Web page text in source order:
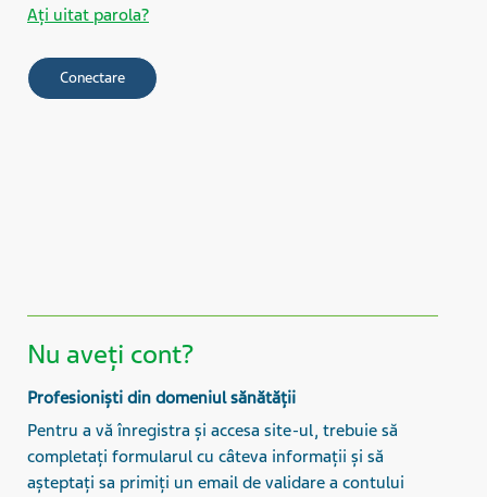
Aţi uitat parola?
Nu aveți cont?
Profesioniști din domeniul sănătății
Pentru a vă înregistra și accesa site-ul, trebuie să
completați formularul cu câteva informații și să
așteptați sa primiți un email de validare a contului